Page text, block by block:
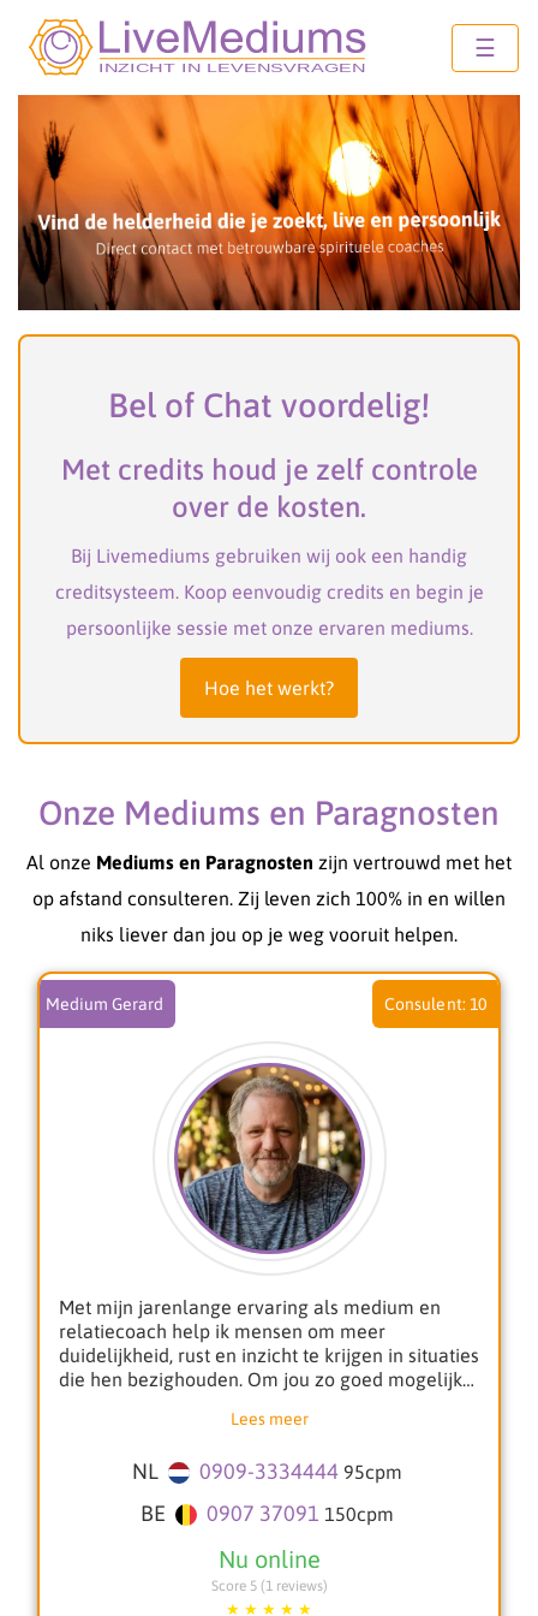
☰
Bel of Chat voordelig!
Met credits houd je zelf controle
over de kosten.
Bij Livemediums gebruiken wij ook een handig
creditsysteem. Koop eenvoudig credits en begin je
persoonlijke sessie met onze ervaren mediums.
Hoe het werkt?
Onze Mediums en Paragnosten
Al onze Mediums en Paragnosten zijn vertrouwd met het
op afstand consulteren. Zij leven zich 100% in en willen
niks liever dan jou op je weg vooruit helpen.
Met mijn jarenlange ervaring als medium en
relatiecoach help ik mensen om meer
duidelijkheid, rust en inzicht te krijgen in situaties
die hen bezighouden. Om jou zo goed mogelijk
duidelijke vraag en het onderwerp waar je meer
Als helderhorend, helderwetend en helderziend
medium stem ik mij intuïtief af op jouw energie
en situatie. Je kunt bij mij terecht met allerlei
vragen over liefde, relaties, werk, keuzes of
persoonlijke ontwikkeling. Daarnaast bied ik een
Lees meer
NL 0909-3334444 95cpm
BE 0907 37091 150cpm
Medium Gerard 10
Score 5 (1 reviews)